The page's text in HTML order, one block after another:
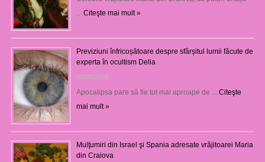
Citeşte mai mult »
Previziuni înfricoșătoare despre sfârșitul lumii făcute de
experta în ocultism Delia
08/08/2026
Apocalipsa pare să fie tot mai aproape de … Citeşte
mai mult »
Mulţumiri din Israel şi Spania adresate vrăjitoarei Maria
din Craiova